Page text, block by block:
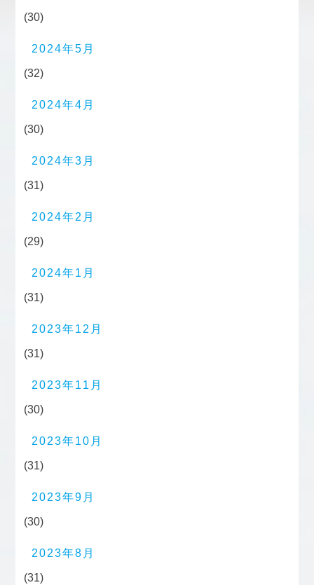
(30)
2024年5月
(32)
2024年4月
(30)
2024年3月
(31)
2024年2月
(29)
2024年1月
(31)
2023年12月
(31)
2023年11月
(30)
2023年10月
(31)
2023年9月
(30)
2023年8月
(31)